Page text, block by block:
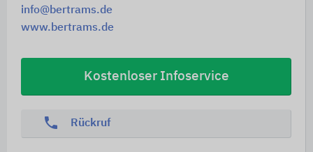
info@bertrams.de
www.bertrams.de
Kostenloser Infoservice
phone Rückruf